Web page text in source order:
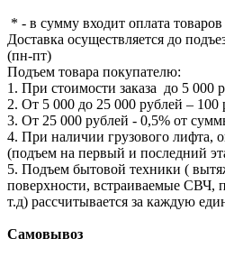
* - в сумму входит оплата
Доставка осуществляется до
(пн-пт)
Подъем товара покупателю:
1. При стоимости заказа до 5 000
2. От 5 000 до 25 000 рублей – 100
3. От 25 000 рублей - 0,5% от
4. При наличии грузового лифта,
(подъем на первый и последний
5. Подъем бытовой техники (
поверхности, встраиваемые
т.д) рассчитывается за каждую
Самовывоз